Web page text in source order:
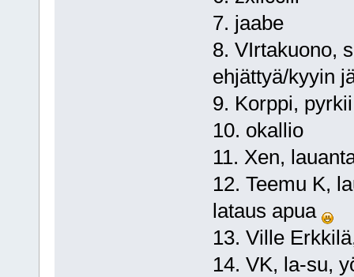
7. jaabe
8. VIrtakuono,
ehjättyä/kyyin
9. Korppi,
10. okallio
11. Xen,
12. Teemu K,
lataus apua
13. Ville
14. VK, la-su,